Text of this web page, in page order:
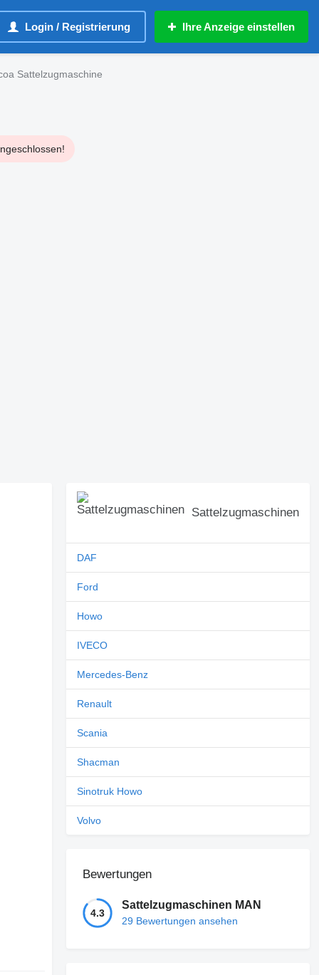
Login / Registrierung Ihre Anzeige einstellen
Sattelzugmaschine
Sattelzugmaschinen
DAF
Ford
Howo
IVECO
Mercedes-Benz
Renault
Scania
Shacman
Sinotruk Howo
Volvo
Bewertungen
4.3
Sattelzugmaschinen MAN
29 Bewertungen ansehen